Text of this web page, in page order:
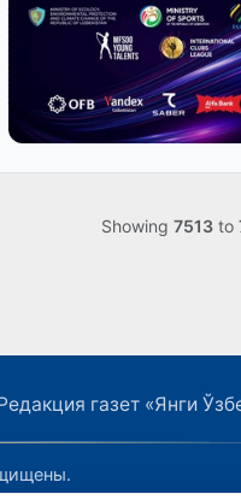
Showing 7513 to
газет «Янги